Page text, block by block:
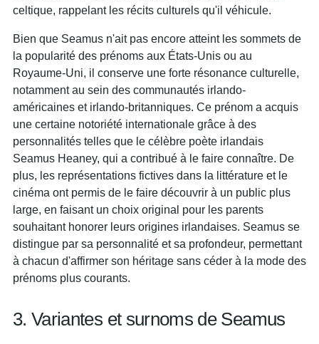
celtique, rappelant les récits culturels qu'il véhicule.
Bien que Seamus n'ait pas encore atteint les sommets de
la popularité des prénoms aux États-Unis ou au
Royaume-Uni, il conserve une forte résonance culturelle,
notamment au sein des communautés irlando-
américaines et irlando-britanniques. Ce prénom a acquis
une certaine notoriété internationale grâce à des
personnalités telles que le célèbre poète irlandais
Seamus Heaney, qui a contribué à le faire connaître. De
plus, les représentations fictives dans la littérature et le
cinéma ont permis de le faire découvrir à un public plus
large, en faisant un choix original pour les parents
souhaitant honorer leurs origines irlandaises. Seamus se
distingue par sa personnalité et sa profondeur, permettant
à chacun d'affirmer son héritage sans céder à la mode des
prénoms plus courants.
3. Variantes et surnoms de Seamus